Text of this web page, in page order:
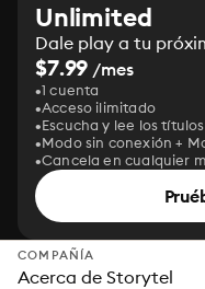
Unlimited
Dale play a tu
$7.99 /mes
1 cuenta
Acceso ilimitado
Escucha y lee los
Modo sin conexión +
Cancela en cualquier
COMPAÑÍA
Acerca de Storytel